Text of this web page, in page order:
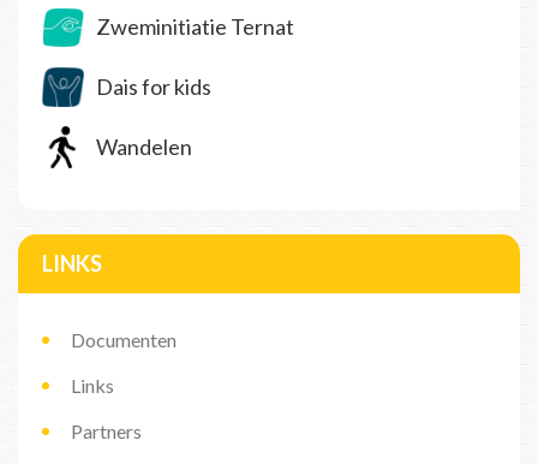
Zweminitiatie Ternat
Dais for kids
Wandelen
LINKS
Documenten
Links
Partners